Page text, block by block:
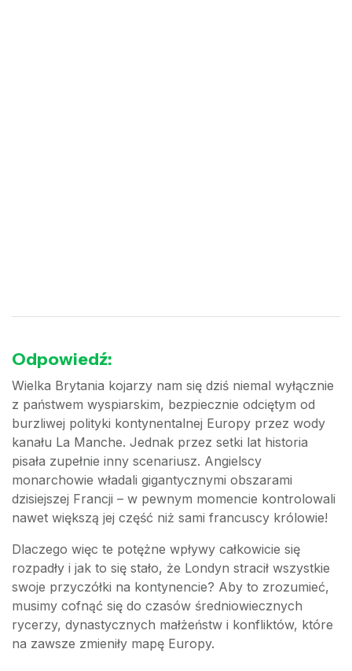
Odpowiedź:
Wielka Brytania kojarzy nam się dziś niemal wyłącznie
z państwem wyspiarskim, bezpiecznie odciętym od
burzliwej polityki kontynentalnej Europy przez wody
kanału La Manche. Jednak przez setki lat historia
pisała zupełnie inny scenariusz. Angielscy
monarchowie władali gigantycznymi obszarami
dzisiejszej Francji – w pewnym momencie kontrolowali
nawet większą jej część niż sami francuscy królowie!
Dlaczego więc te potężne wpływy całkowicie się
rozpadły i jak to się stało, że Londyn stracił wszystkie
swoje przyczółki na kontynencie? Aby to zrozumieć,
musimy cofnąć się do czasów średniowiecznych
rycerzy, dynastycznych małżeństw i konfliktów, które
na zawsze zmieniły mapę Europy.